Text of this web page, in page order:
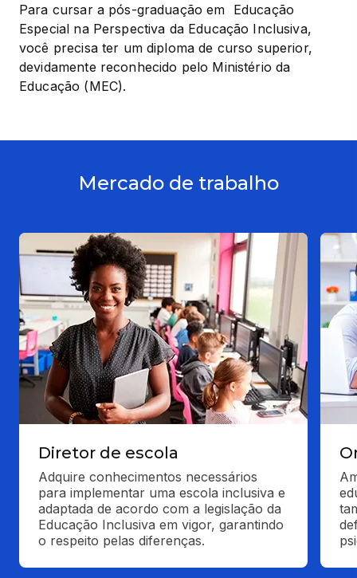
Para cursar a pós-graduação em  Educação
Especial na Perspectiva da Educação Inclusiva,
você precisa ter um diploma de curso superior,
devidamente reconhecido pelo Ministério da
Educação (MEC).
Mercado de trabalho
Diretor de escola
Adquire conhecimentos necessários
para implementar uma escola inclusiva e
adaptada de acordo com a legislação da
Educação Inclusiva em vigor, garantindo
o respeito pelas diferenças.